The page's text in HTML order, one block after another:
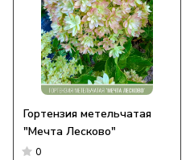
Гортензия метельчатая
"Мечта Лесково"
0